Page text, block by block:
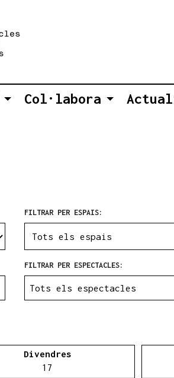
Col·labora
FILTRAR PER ESPAIS:
FILTRAR PER ESPECTACLES:
Tots els espectacles
Divendres
17